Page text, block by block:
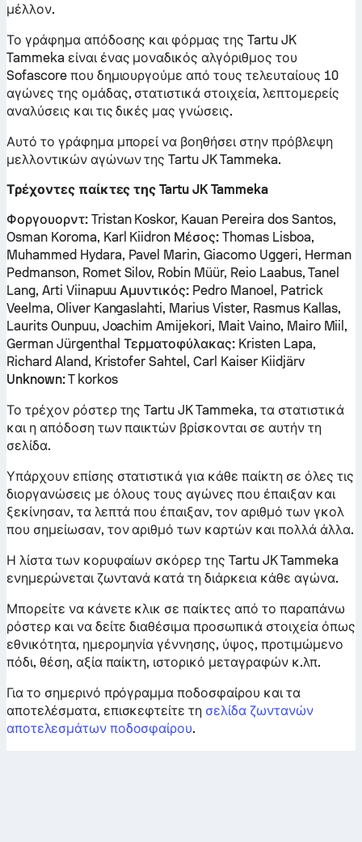
μέλλον.
Το γράφημα απόδοσης και φόρμας της Tartu JK
Tammeka είναι ένας μοναδικός αλγόριθμος του
Sofascore που δημιουργούμε από τους τελευταίους 10
αγώνες της ομάδας, στατιστικά στοιχεία, λεπτομερείς
αναλύσεις και τις δικές μας γνώσεις.
Αυτό το γράφημα μπορεί να βοηθήσει στην πρόβλεψη
μελλοντικών αγώνων της Tartu JK Tammeka.
Τρέχοντες παίκτες της Tartu JK Tammeka
Φοργουορντ:Tristan Koskor, Kauan Pereira dos Santos,
Osman Koroma, Karl Kiidron Μέσος: Thomas Lisboa,
Muhammed Hydara, Pavel Marin, Giacomo Uggeri, Herman
Pedmanson, Romet Silov, Robin Müür, Reio Laabus, Tanel
Lang, Arti ViinapuuΑμυντικός: Pedro Manoel, Patrick
Veelma, Oliver Kangaslahti, Marius Vister, Rasmus Kallas,
Laurits Ounpuu, Joachim Amijekori, Mait Vaino, Mairo Miil,
German Jürgenthal Τερματοφύλακας: Kristen Lapa,
Richard Aland, Kristofer Sahtel, Carl Kaiser Kiidjärv
Unknown:T korkos
Το τρέχον ρόστερ της Tartu JK Tammeka, τα στατιστικά
και η απόδοση των παικτών βρίσκονται σε αυτήν τη
σελίδα.
Υπάρχουν επίσης στατιστικά για κάθε παίκτη σε όλες τις
διοργανώσεις με όλους τους αγώνες που έπαιξαν και
ξεκίνησαν, τα λεπτά που έπαιξαν, τον αριθμό των γκολ
που σημείωσαν, τον αριθμό των καρτών και πολλά άλλα.
Η λίστα των κορυφαίων σκόρερ της Tartu JK Tammeka
ενημερώνεται ζωντανά κατά τη διάρκεια κάθε αγώνα.
Μπορείτε να κάνετε κλικ σε παίκτες από το παραπάνω
ρόστερ και να δείτε διαθέσιμα προσωπικά στοιχεία όπως
εθνικότητα, ημερομηνία γέννησης, ύψος, προτιμώμενο
πόδι, θέση, αξία παίκτη, ιστορικό μεταγραφών κ.λπ.
Για το σημερινό πρόγραμμα ποδοσφαίρου και τα
αποτελέσματα, επισκεφτείτε τη σελίδα ζωντανών
αποτελεσμάτων ποδοσφαίρου.